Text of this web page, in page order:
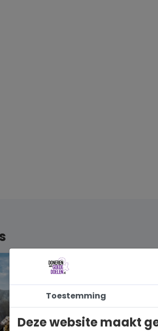
Toestemming
Deze website maakt